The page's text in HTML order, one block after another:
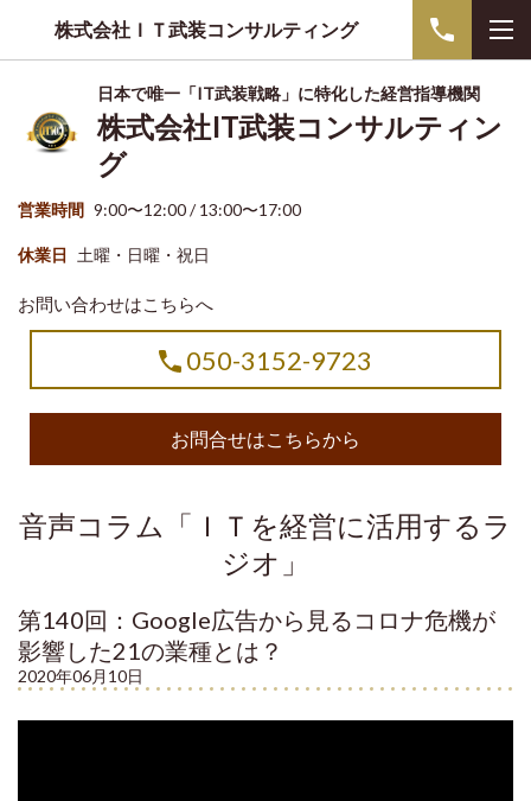
株式会社ＩＴ武装コンサルティング
日本で唯一「IT武装戦略」に特化した経営指導機関
株式会社IT武装コンサルティン
グ
営業時間 9:00〜12:00 / 13:00〜17:00
休業日 土曜・日曜・祝日
お問い合わせはこちらへ
050-3152-9723
お問合せはこちらから
音声コラム「ＩＴを経営に活用するラ
ジオ」
第140回：Google広告から見るコロナ危機が
影響した21の業種とは？
2020年06月10日